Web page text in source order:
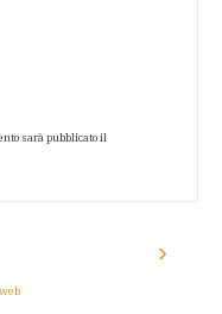
sarà pubblicato il
›